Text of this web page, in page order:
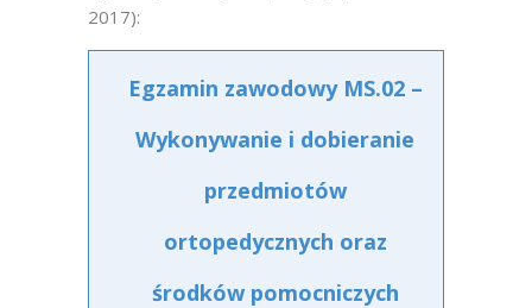
2017):
Egzamin zawodowy MS.02 –
Wykonywanie i dobieranie
przedmiotów
ortopedycznych oraz
środków pomocniczych